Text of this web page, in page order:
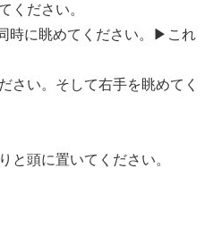
ください。
時に眺めてください。▶︎これ
さい。そして右手を眺めてく
と頭に置いてください。